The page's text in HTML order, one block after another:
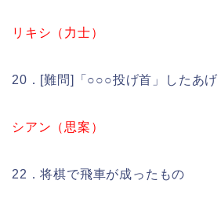
リキシ（力士）
20．[難問]「○○○投げ首」したあげ
シアン（思案）
22．将棋で飛車が成ったもの